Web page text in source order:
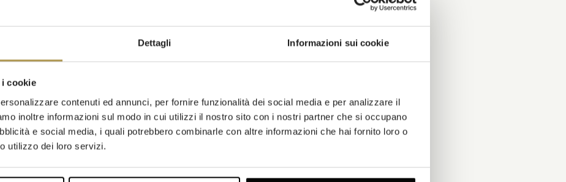
Dettagli Informazioni sui cookie
cookie
contenuti ed annunci, per fornire funzionalità dei social media e per analizzare il
inoltre informazioni sul modo in cui utilizzi il nostro sito con i nostri partner che si occupano
e social media, i quali potrebbero combinarle con altre informazioni che hai fornito loro o
utilizzo dei loro servizi.
l’essenziale da Aquatique, guardate i bambini
attivi al Fitness Club: tutto sotto lo stesso
tetto!